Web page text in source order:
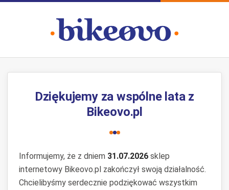
Dziękujemy za wspólne lata z
Bikeovo.pl
Informujemy, że z dniem 31.07.2026 sklep
internetowy Bikeovo.pl zakończył swoją działalność.
Chcielibyśmy serdecznie podziękować wszystkim